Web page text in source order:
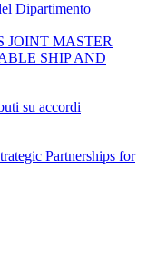
Dipartimento
JOINT MASTER
SHIP AND
su accordi
Partnerships for